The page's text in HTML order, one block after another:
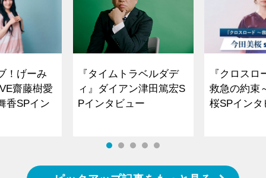
！げーみ
齋藤樹愛
香SPイン
『タイムトラベルダデ
ィ』ダイアン津田篤宏S
Pインタビュー
『クロスロ
救急の約束
桜SPイ